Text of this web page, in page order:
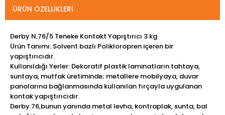
ÜRÜN ÖZELLIKLERI
Derby N.76/5 Teneke Kontakt Yapıştırıcı 3 kg
Ürün Tanımı: Solvent bazlı Polikloropren içeren bir
yapıştırıcıdır.
Kullanıldığı Yerler: Dekoratif plastik laminatların tahtaya,
suntaya, mutfak üretiminde; metallere mobilyaya, duvar
panolarına bağlanmasında kullanılan fırçayla uygulanan
kontak yapıştırıcıdır.
Derby 76,bunun yanında metal levha, kontraplak, sunta, bal